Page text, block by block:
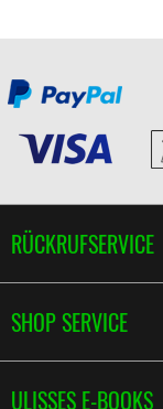
RÜCKRUFSERVICE
SHOP SERVICE
ULISSES E-BOOKS